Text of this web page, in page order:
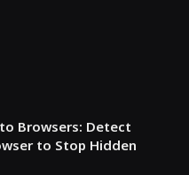
Browsers: Detect
to Stop Hidden